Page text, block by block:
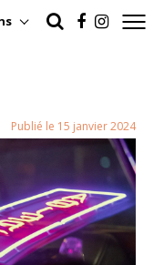
Publié le 15 janvier 2024